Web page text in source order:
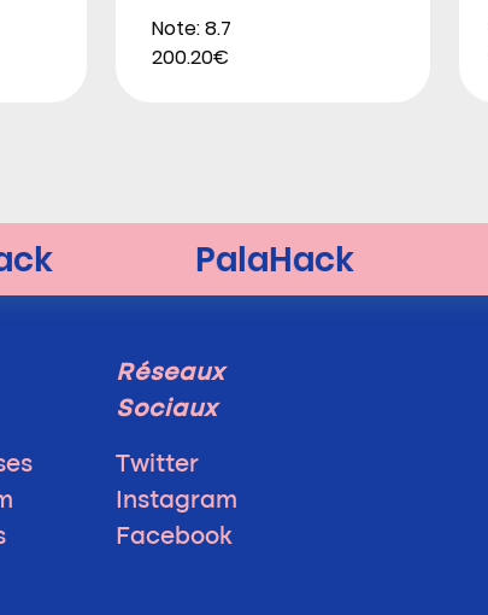
Note: 8.7
200.20€
Réseaux
Sociaux
Twitter
Instagram
Facebook